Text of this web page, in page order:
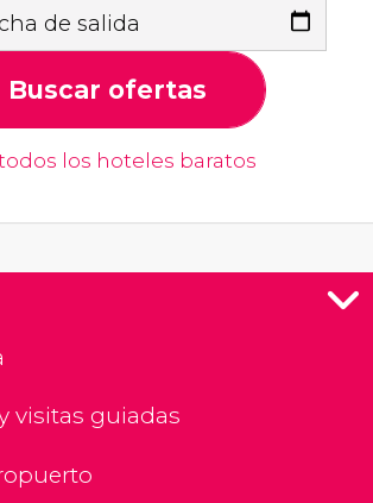
de salida
Buscar ofertas
los hoteles baratos
visitas guiadas